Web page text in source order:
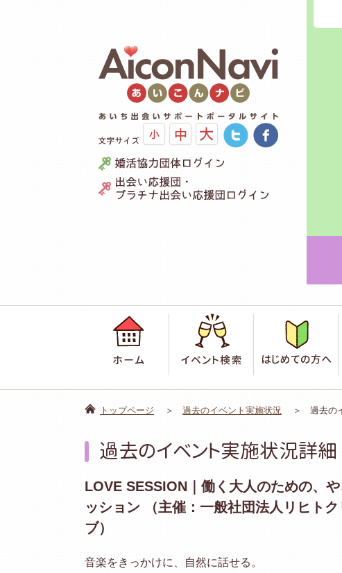
トップページ 過去のイベント実施状況 過去の
過去のイベント実施状況詳細
LOVE SESSION｜働く大人のための、
ッション （主催：一般社団法人リヒトク
ブ）
音楽をきっかけに、自然に話せる。